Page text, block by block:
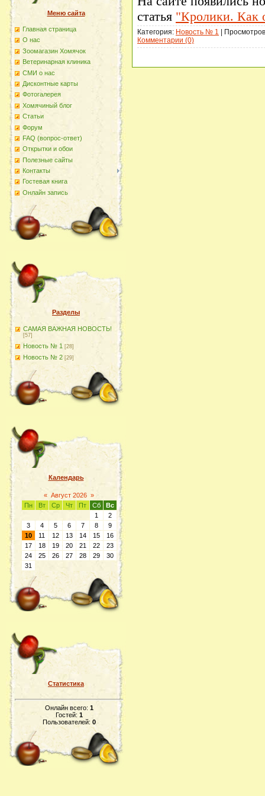
Меню сайта
Главная страница
О наc
Зоомагазин Хомячок
Ветеринарная клиника
СМИ о нас
Дисконтные карты
Фотогалерея
Хомячиный блог
Статьи
Форум
FAQ (вопрос-ответ)
Открытки и обои
Полезные сайты
Контакты
Гостевая книга
Онлайн запись
Разделы
САМАЯ ВАЖНАЯ НОВОСТЬ!
[57]
Новость № 1 [28]
Новость № 2 [29]
Календарь
« Август 2026 »
Пн
Вт Ср Чт Пт Сб
Вс
1
2
3
4 5 6 7 8
9
10
11 12 13 14 15
16
17
18 19 20 21 22
23
24
25 26 27 28 29
30
31
Статистика
Онлайн всего: 1
Гостей: 1
Пользователей: 0
статья "Кролики. Как
Категория: Новость № 1 |
Комментарии (0)